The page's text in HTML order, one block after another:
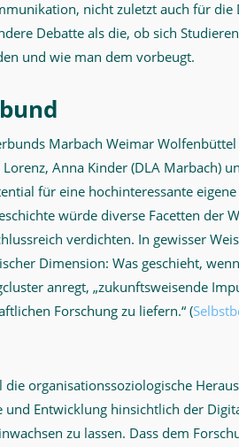
nicht zuletzt auch für
Debatte als die, ob sich
und wie man dem vorbeugt.
Marbach Weimar
Anna Kinder (DLA Marbach)
für eine hochinteressante
würde diverse Facetten der
verdichten. In gewisser
Dimension: Was geschieht,
anregt, „zukunftsweisende
Forschung zu liefern.“ (
organisationssoziologische
Entwicklung hinsichtlich der
zu lassen. Dass dem